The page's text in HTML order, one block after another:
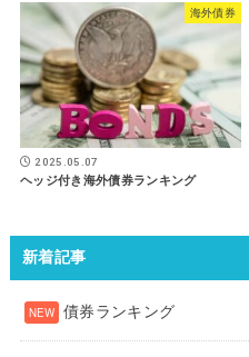
海外債券
2025.05.07
ヘッジ付き海外債券ランキング
新着記事
債券ランキング